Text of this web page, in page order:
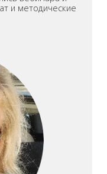
и методические